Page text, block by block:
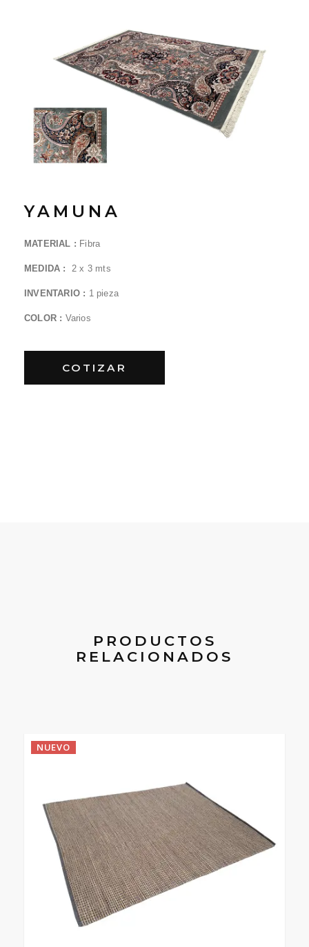
YAMUNA
MATERIAL : Fibra
MEDIDA : 2 x 3 mts
INVENTARIO : 1 pieza
COLOR : Varios
COTIZAR
PRODUCTOS
RELACIONADOS
NUEVO